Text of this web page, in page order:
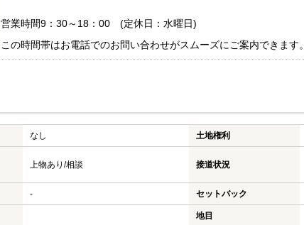
営業時間9：30～18：00 (定休日：水曜日)
この時間帯はお電話でのお問い合わせがスムーズにご案内できます。
なし 土地権利
上物あり/相談 接道状況
- セットバック
地目